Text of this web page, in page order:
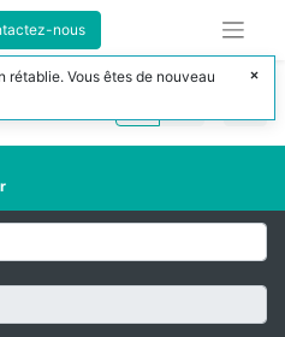
nous
rétablie. Vous êtes de nouveau